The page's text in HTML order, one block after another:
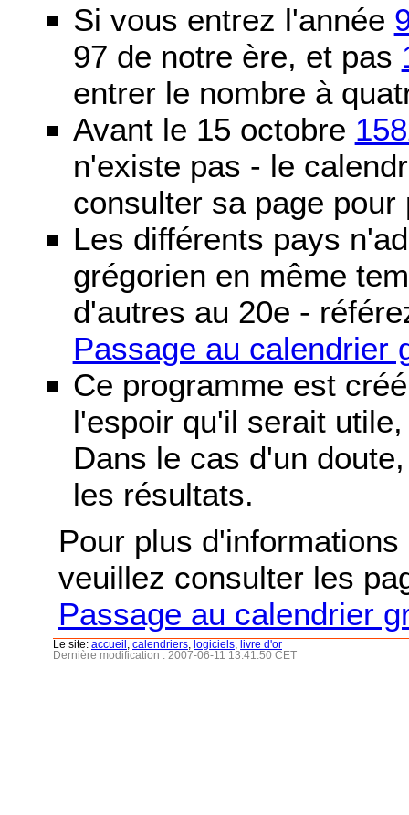
Si vous entrez l'année
97 de notre ère, et pas
entrer le nombre à
Avant le 15 octobre
n'existe pas - le
consulter sa page pour
Les différents pays
grégorien en même
d'autres au 20e -
Passage au calendrier
Ce programme est
l'espoir qu'il serait
Dans le cas d'un
les résultats.
Pour plus
veuillez consulter les
Passage au calendrier
Le site: accueil calendriers logiciels
livre d'or
Dernière modification : 2007-06-11 13:41:50 CET